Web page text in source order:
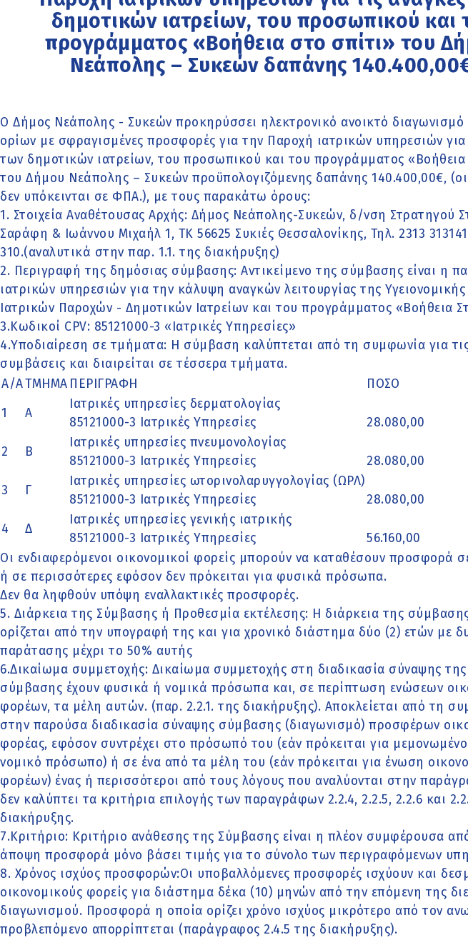
δημοτικών ιατρείων, του προσωπικού και
προγράμματος «Βοήθεια στο σπίτι» του
Νεάπολης – Συκεών δαπάνης
Ο Δήμος Νεάπολης - Συκεών προκηρύσσει ηλεκτρονικό ανοικτό
ορίων με σφραγισμένες προσφορές για την Παροχή ιατρικών υπηρεσιών για
των δημοτικών ιατρείων, του προσωπικού και του προγράμματος «Βοήθεια
του Δήμου Νεάπολης – Συκεών προϋπολογιζόμενης δαπάνης 140.400,00€,
δεν υπόκεινται σε ΦΠΑ.), με τους παρακάτω όρους:
1. Στοιχεία Αναθέτουσας Αρχής: Δήμος Νεάπολης-Συκεών, δ/νση Στρατηγού
Σαράφη & Ιωάννου Μιχαήλ 1, ΤΚ 56625 Συκιές Θεσσαλονίκης, Τηλ. 2313
310.(αναλυτικά στην παρ. 1.1. της διακήρυξης)
2. Περιγραφή της δημόσιας σύμβασης: Αντικείμενο της σύμβασης είναι η
ιατρικών υπηρεσιών για την κάλυψη αναγκών λειτουργίας της
Ιατρικών Παροχών - Δημοτικών Ιατρείων και του προγράμματος «Βοήθεια
3.Κωδικοί CPV: 85121000-3 «Ιατρικές Υπηρεσίες»
4.Υποδιαίρεση σε τμήματα: Η σύμβαση καλύπτεται από τη συμφωνία για
συμβάσεις και διαιρείται σε τέσσερα τμήματα.
Α/ΑΤΜΗΜΑ ΠΕΡΙΓΡΑΦΗ
ΠΟΣΟ
1
Α
Ιατρικές υπηρεσίες δερματολογίας
85121000-3 Ιατρικές Υπηρεσίες
28.080,00
2
Β
Ιατρικές υπηρεσίες πνευμονολογίας
85121000-3 Ιατρικές Υπηρεσίες
28.080,00
3
Γ
Ιατρικές υπηρεσίες ωτορινολαρυγγολογίας (ΩΡΛ)
85121000-3 Ιατρικές Υπηρεσίες
28.080,00
4
Δ
Ιατρικές υπηρεσίες γενικής ιατρικής
85121000-3 Ιατρικές Υπηρεσίες
56.160,00
Οι ενδιαφερόμενοι οικονομικοί φορείς μπορούν να καταθέσουν προσφορά
ή σε περισσότερες εφόσον δεν πρόκειται για φυσικά πρόσωπα.
Δεν θα ληφθούν υπόψη εναλλακτικές προσφορές.
5. Διάρκεια της Σύμβασης ή Προθεσμία εκτέλεσης: Η διάρκεια της
ορίζεται από την υπογραφή της και για χρονικό διάστημα δύο (2) ετών με
παράτασης μέχρι το 50% αυτής
6.Δικαίωμα συμμετοχής: Δικαίωμα συμμετοχής στη διαδικασία σύναψης
σύμβασης έχουν φυσικά ή νομικά πρόσωπα και, σε περίπτωση ενώσεων
φορέων, τα μέλη αυτών. (παρ. 2.2.1. της διακήρυξης). Αποκλείεται από τη
στην παρούσα διαδικασία σύναψης σύμβασης (διαγωνισμό) προσφέρων
φορέας, εφόσον συντρέχει στο πρόσωπό του (εάν πρόκειται για
νομικό πρόσωπο) ή σε ένα από τα μέλη του (εάν πρόκειται για ένωση
φορέων) ένας ή περισσότεροι από τους λόγους που αναλύονται στην
δεν καλύπτει τα κριτήρια επιλογής των παραγράφων 2.2.4, 2.2.5, 2.2.6 και
διακήρυξης.
7.Κριτήριο: Κριτήριο ανάθεσης της Σύμβασης είναι η πλέον συμφέρουσα
άποψη προσφορά μόνο βάσει τιμής για το σύνολο των περιγραφόμενων
8. Χρόνος ισχύος προσφορών:Οι υποβαλλόμενες προσφορές ισχύουν και
οικονομικούς φορείς για διάστημα δέκα (10) μηνών από την επόμενη της
διαγωνισμού. Προσφορά η οποία ορίζει χρόνο ισχύος μικρότερο από τον
προβλεπόμενο απορρίπτεται (παράγραφος 2.4.5 της διακήρυξης).